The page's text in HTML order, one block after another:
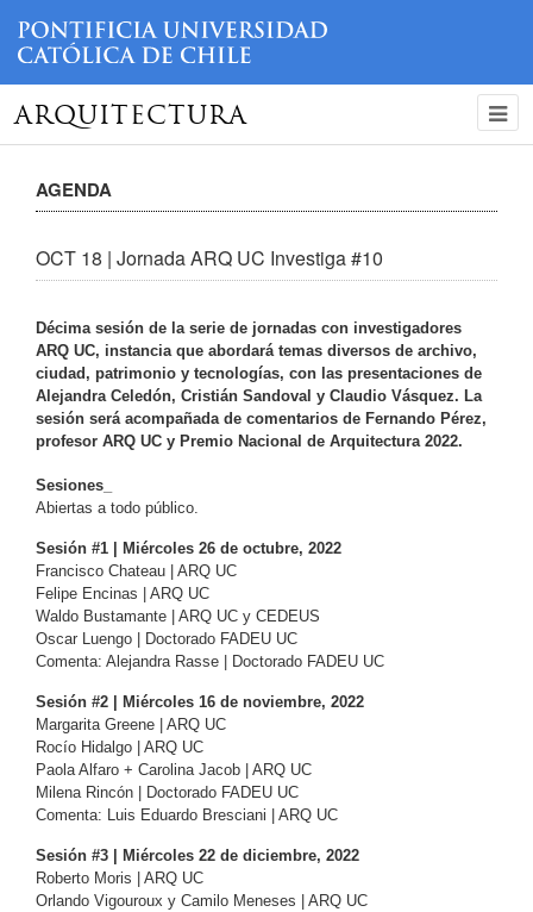
ARQUITECTURA
AGENDA
OCT 18 | Jornada ARQ UC Investiga #10
Décima sesión de la serie de jornadas con investigadores
ARQ UC, instancia que abordará temas diversos de archivo,
ciudad, patrimonio y tecnologías, con las presentaciones de
Alejandra Celedón, Cristián Sandoval y Claudio Vásquez. La
sesión será acompañada de comentarios de Fernando Pérez,
profesor ARQ UC y Premio Nacional de Arquitectura 2022.
Sesiones_
Abiertas a todo público.
Sesión #1 | Miércoles 26 de octubre, 2022
Francisco Chateau | ARQ UC
Felipe Encinas | ARQ UC
Waldo Bustamante | ARQ UC y CEDEUS
Oscar Luengo | Doctorado FADEU UC
Comenta: Alejandra Rasse | Doctorado FADEU UC
Sesión #2 | Miércoles 16 de noviembre, 2022
Margarita Greene | ARQ UC
Rocío Hidalgo | ARQ UC
Paola Alfaro + Carolina Jacob | ARQ UC
Milena Rincón | Doctorado FADEU UC
Comenta: Luis Eduardo Bresciani | ARQ UC
Sesión #3 | Miércoles 22 de diciembre, 2022
Roberto Moris | ARQ UC
Orlando Vigouroux y Camilo Meneses | ARQ UC